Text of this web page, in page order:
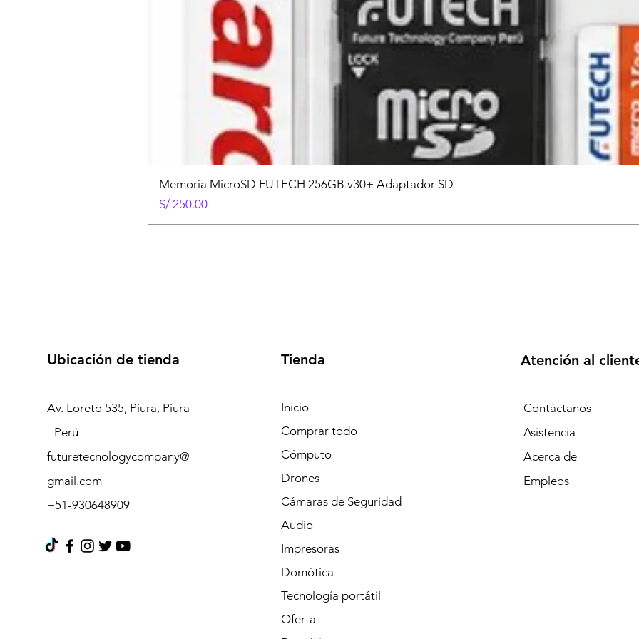
Memoria MicroSD FUTECH 256GB v30+ Adaptador SD
Precio
S/ 250.00
Ubicación de tienda
Av. Loreto 535, Piura, Piura
- Perú
futuretecnologycompany@
gmail.com
+51-930648909
Tienda
Inicio
Comprar todo
Cómputo
Drones
Cámaras de Seguridad
Audio
Impresoras
Domótica
Tecnología portátil
Oferta
Atención al
Contáctanos
Asistencia
Acerca de
Empleos